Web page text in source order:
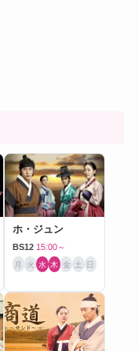
ホ・ジュン
BS12 15:00～
月 火 水 木 金 土 日